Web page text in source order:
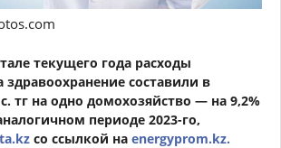
текущего года расходы
здравоохранение составили в
тг на одно домохозяйство — на 9,2%
периоде 2023-го,
со ссылкой на energyprom.kz.